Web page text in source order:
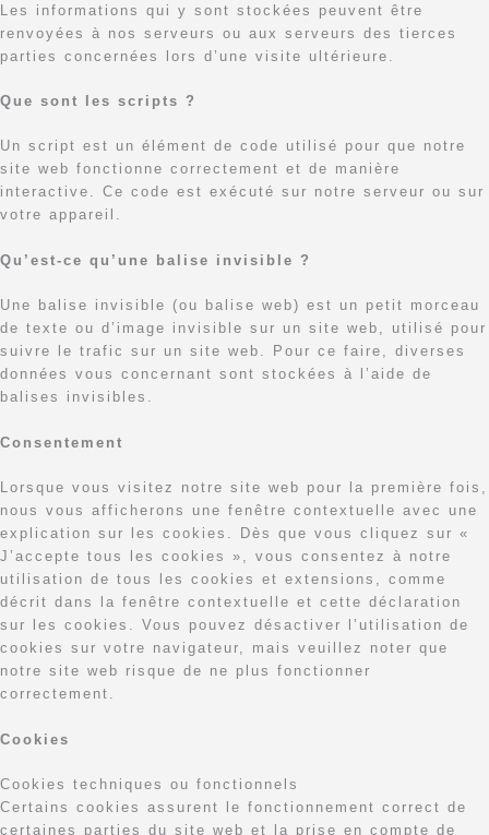
Les informations qui y sont stockées peuvent être
renvoyées à nos serveurs ou aux serveurs des tierces
parties concernées lors d’une visite ultérieure.
Que sont les scripts ?
Un script est un élément de code utilisé pour que notre
site web fonctionne correctement et de manière
interactive. Ce code est exécuté sur notre serveur ou sur
votre appareil.
Qu’est-ce qu’une balise invisible ?
Une balise invisible (ou balise web) est un petit morceau
de texte ou d’image invisible sur un site web, utilisé pour
suivre le trafic sur un site web. Pour ce faire, diverses
données vous concernant sont stockées à l’aide de
balises invisibles.
Consentement
Lorsque vous visitez notre site web pour la première fois,
nous vous afficherons une fenêtre contextuelle avec une
explication sur les cookies. Dès que vous cliquez sur «
J’accepte tous les cookies », vous consentez à notre
utilisation de tous les cookies et extensions, comme
décrit dans la fenêtre contextuelle et cette déclaration
sur les cookies. Vous pouvez désactiver l’utilisation de
cookies sur votre navigateur, mais veuillez noter que
notre site web risque de ne plus fonctionner
correctement.
Cookies
Cookies techniques ou fonctionnels
Certains cookies assurent le fonctionnement correct de
certaines parties du site web et la prise en compte de